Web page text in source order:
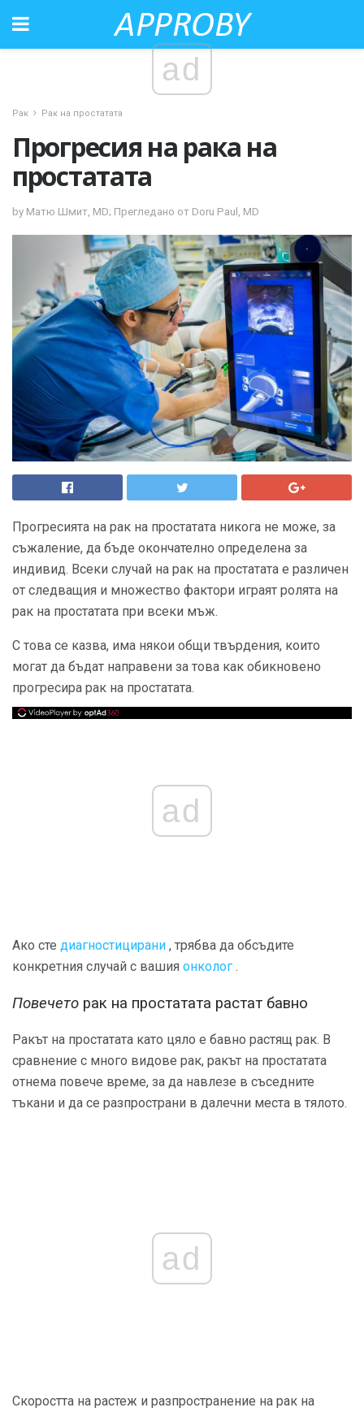
ad
Рак Рак на простатата
Прогресия на рака на
простатата
by Матю Шмит, MD; Прегледано от Doru Paul, MD
Прогресията на рак на простатата никога не може, за
съжаление, да бъде окончателно определена за
индивид. Всеки случай на рак на простатата е различен
от следващия и множество фактори играят ролята на
рак на простатата при всеки мъж.
С това се казва, има някои общи твърдения, които
могат да бъдат направени за това как обикновено
прогресира рак на простатата.
ad
Ако сте диагностицирани , трябва да обсъдите
конкретния случай с вашия онколог .
Повечето рак на простатата растат бавно
Ракът на простатата като цяло е бавно растящ рак. В
сравнение с много видове рак, ракът на простатата
отнема повече време, за да навлезе в съседните
тъкани и да се разпространи в далечни места в тялото.
ad
Скоростта на растеж и разпространение на рак на